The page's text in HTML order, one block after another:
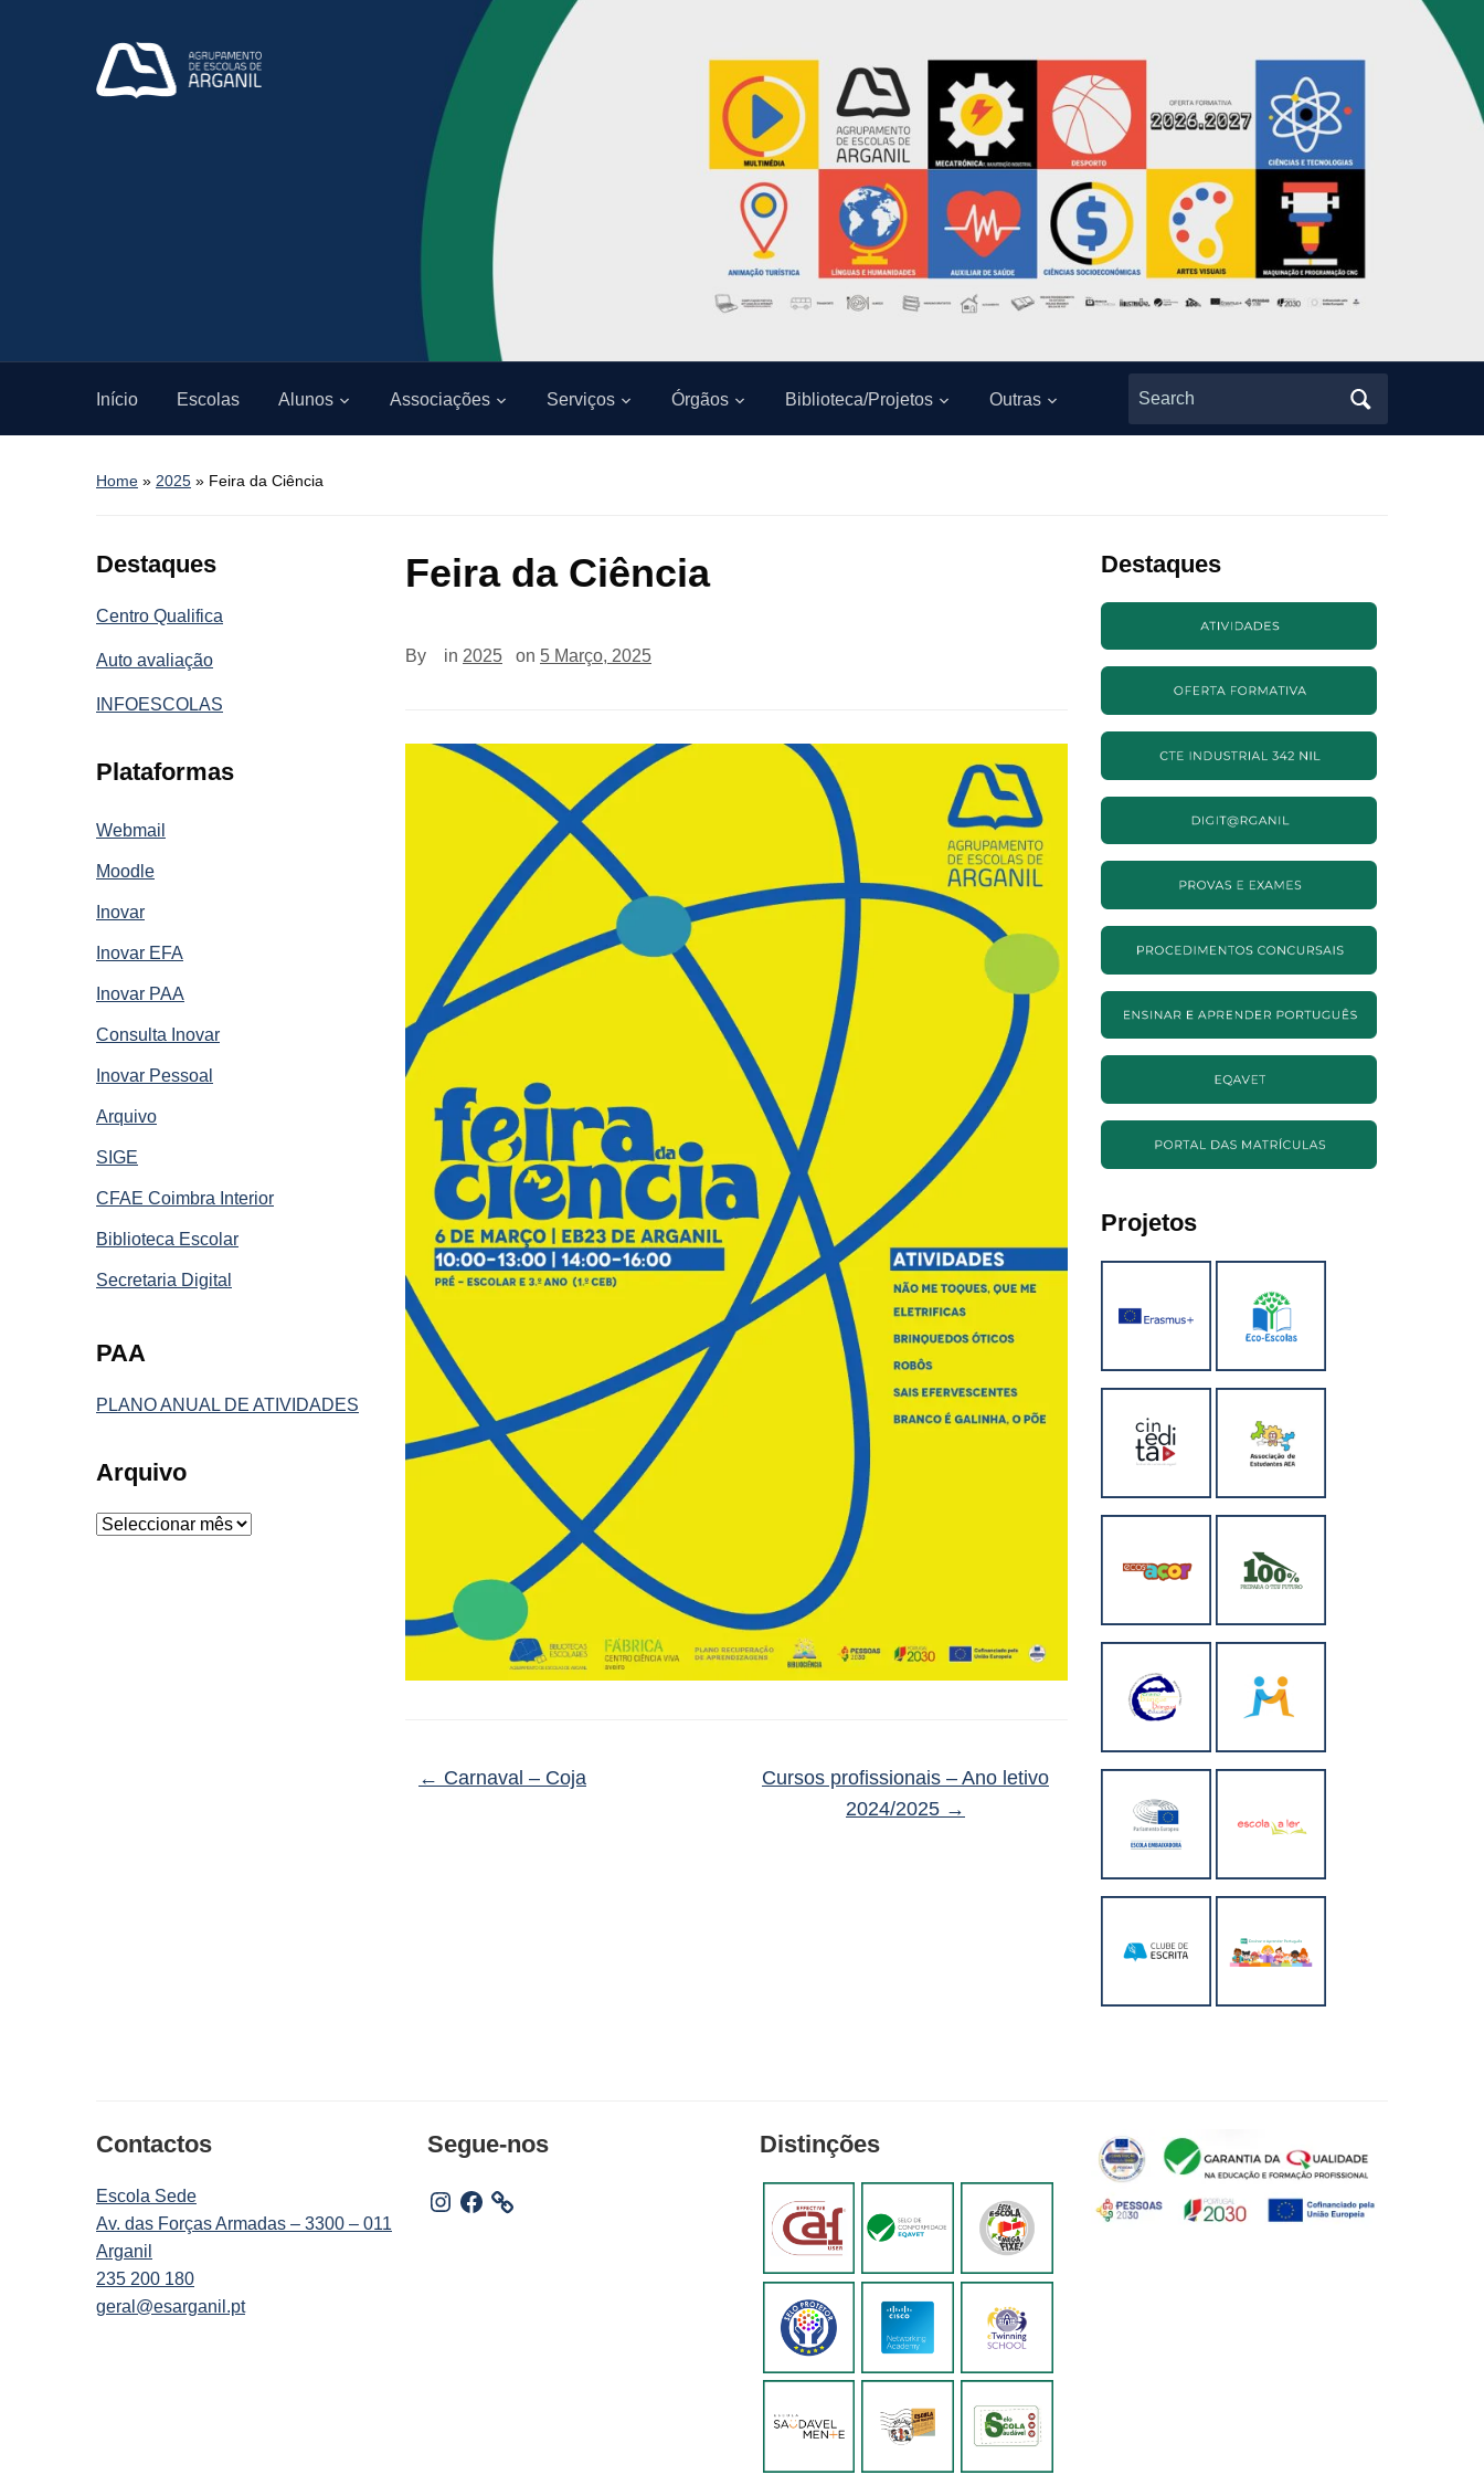
Início Escolas Alunos Associações Serviços Órgãos Biblioteca/Projetos Outras
Search
for:
Home » 2025 » Feira da Ciência
Destaques
Centro Qualifica
Auto avaliação
INFOESCOLAS
Plataformas
Webmail
Moodle
Inovar
Inovar EFA
Inovar PAA
Consulta Inovar
Inovar Pessoal
Arquivo
SIGE
CFAE Coimbra Interior
Biblioteca Escolar
Secretaria Digital
PAA
PLANO ANUAL DE ATIVIDADES
Arquivo
Arquivo
Feira da Ciência
By in 2025 on 5 Março, 2025
← Carnaval – Coja
Cursos profissionais – Ano letivo
2024/2025 →
Destaques
Projetos
Contactos
Escola Sede
Av. das Forças Armadas – 3300 – 011
Arganil
235 200 180
geral@esarganil.pt
Segue-nos
Instagram
Facebook
Distinções